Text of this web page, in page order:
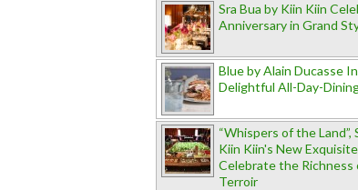
Sra Bua by Kiin Kiin
Anniversary in Grand
Blue by Alain Ducasse
Delightful All-Day-
“Whispers of the Land”,
Kiin Kiin's New
Celebrate the Richness
Terroir